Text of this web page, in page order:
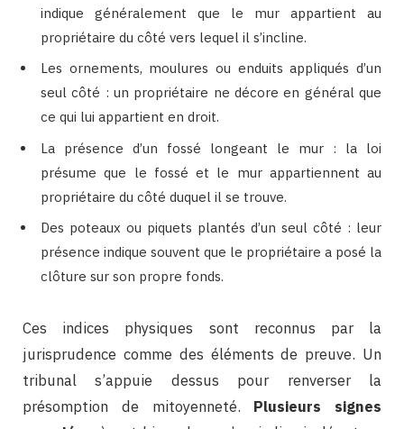
indique généralement que le mur appartient au
propriétaire du côté vers lequel il s’incline.
Les ornements, moulures ou enduits appliqués d’un
seul côté : un propriétaire ne décore en général que
ce qui lui appartient en droit.
La présence d’un fossé longeant le mur : la loi
présume que le fossé et le mur appartiennent au
propriétaire du côté duquel il se trouve.
Des poteaux ou piquets plantés d’un seul côté : leur
présence indique souvent que le propriétaire a posé la
clôture sur son propre fonds.
Ces indices physiques sont reconnus par la
jurisprudence comme des éléments de preuve. Un
tribunal s’appuie dessus pour renverser la
présomption de mitoyenneté. Plusieurs signes